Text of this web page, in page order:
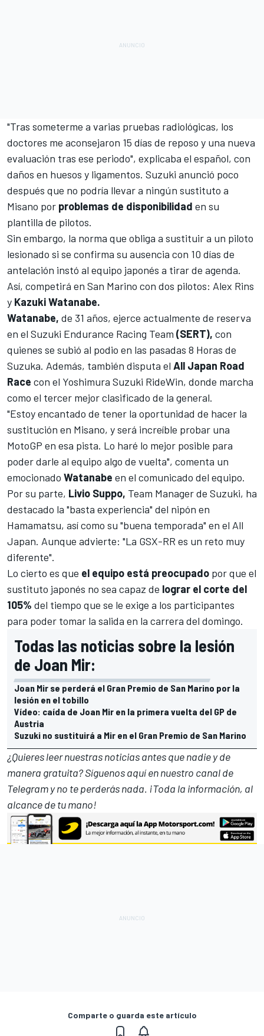
"Tras someterme a varias pruebas radiológicas, los
doctores me aconsejaron 15 días de reposo y una nueva
evaluación tras ese periodo", explicaba el español, con
daños en huesos y ligamentos. Suzuki anunció poco
después que no podría llevar a ningún sustituto a
Misano por problemas de disponibilidad en su
plantilla de pilotos.
Sin embargo, la norma que obliga a sustituir a un piloto
lesionado si se confirma su ausencia con 10 días de
antelación instó al equipo japonés a tirar de agenda.
Así, competirá en San Marino con dos pilotos: Alex Rins
y Kazuki Watanabe.
Watanabe, de 31 años, ejerce actualmente de reserva
en el Suzuki Endurance Racing Team (SERT), con
quienes se subió al podio en las pasadas 8 Horas de
Suzuka. Además, también disputa el All Japan Road
Race con el Yoshimura Suzuki RideWin, donde marcha
como el tercer mejor clasificado de la general.
"Estoy encantado de tener la oportunidad de hacer la
sustitución en Misano, y será increíble probar una
MotoGP en esa pista. Lo haré lo mejor posible para
poder darle al equipo algo de vuelta", comenta un
emocionado Watanabe en el comunicado del equipo.
Por su parte, Livio Suppo, Team Manager de Suzuki, ha
destacado la "basta experiencia" del nipón en
Hamamatsu, así como su "buena temporada" en el All
Japan. Aunque advierte: "La GSX-RR es un reto muy
diferente".
Lo cierto es que el equipo está preocupado por que el
sustituto japonés no sea capaz de lograr el corte del
105% del tiempo que se le exige a los participantes
para poder tomar la salida en la carrera del domingo.
Todas las noticias sobre la lesión
de Joan Mir:
Joan Mir se perderá el Gran Premio de San Marino por la
lesión en el tobillo
Vídeo: caída de Joan Mir en la primera vuelta del GP de
Austria
Suzuki no sustituirá a Mir en el Gran Premio de San Marino
¿Quieres leer nuestras noticias antes que nadie y de
manera gratuita? Síguenosaquí en nuestro canal de
Telegramy no te perderás nada. ¡Toda la información, al
alcance de tu mano!
Comparte o guarda este artículo